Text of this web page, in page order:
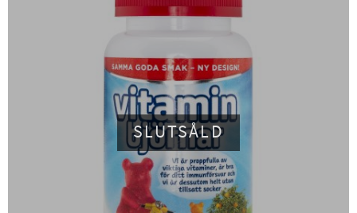
SLUTSÅLD